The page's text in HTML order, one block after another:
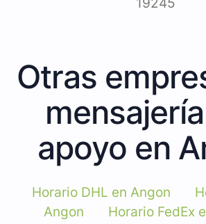
Otras
apoyo en
Horario DHL en Angon
Angon
Horario FedEx